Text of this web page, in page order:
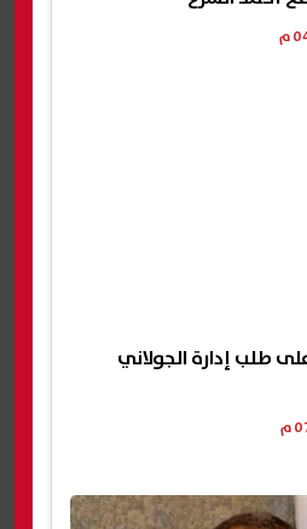
طلب إدارة الجولاني